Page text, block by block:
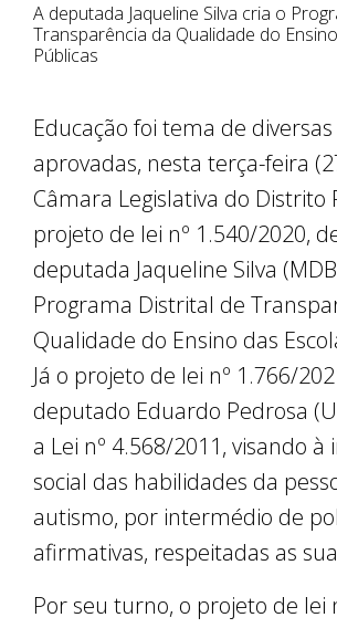
A deputada Jaqueline Silva cria o
Transparência da Qualidade do
Públicas
Educação foi tema de
aprovadas, nesta terça-feira
Câmara Legislativa do Distrito
projeto de lei nº 1.540/2020,
deputada Jaqueline Silva
Programa Distrital de
Qualidade do Ensino das
Já o projeto de lei nº 1.766/
deputado Eduardo Pedrosa
a Lei nº 4.568/2011, visando à
social das habilidades da
autismo, por intermédio de
afirmativas, respeitadas as
Por seu turno, o projeto de lei